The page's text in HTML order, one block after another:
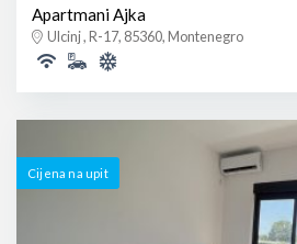
Apartmani Ajka
Ulcinj , R-17, 85360, Montenegro
Cijena na upit